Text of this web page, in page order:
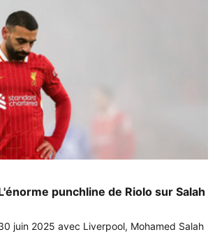
punchline de Riolo sur Salah
juin 2025 avec Liverpool, Mohamed Salah